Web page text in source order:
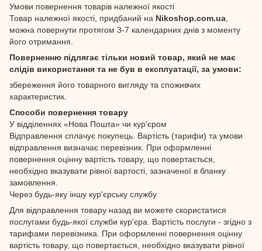
Умови повернення товарів належної якості
Товар належної якості, придбаний на Nikoshop.com.ua
можна повернути протягом 3-7 календарних днів з моменту
його отримання.
Поверненню підлягає тільки новий товар, який не має
слідів використання та не був в експлуатації, за умови:
збереження його товарного вигляду та споживчих
характеристик.
Способи повернення товару
У відділеннях «Нова Пошта» чи кур'єром
Відправлення сплачує покупець. Вартість (тарифи) та умови
відправлення визначає перевізник. При оформленні
повернення оцінну вартість товару, що повертається,
необхідно вказувати рівної вартості, зазначеної в бланку
замовлення.
Через будь-яку іншу кур'єрську службу
Для відправлення товару назад ви можете скористатися
послугами будь-якої служби кур'єра. Вартість послуги - згідно з
тарифами перевізника. При оформленні повернення оцінну
вартість товару, що повертається, необхідно вказувати рівної